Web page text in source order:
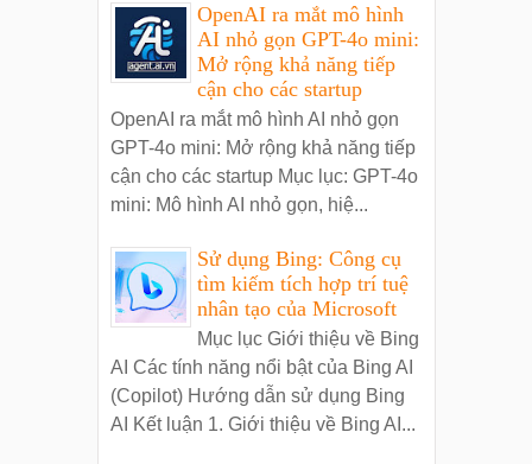
OpenAI ra mắt mô hình
AI nhỏ gọn GPT-4o mini:
Mở rộng khả năng tiếp
cận cho các startup
OpenAI ra mắt mô hình AI nhỏ gọn
GPT-4o mini: Mở rộng khả năng tiếp
cận cho các startup Mục lục: GPT-4o
mini: Mô hình AI nhỏ gọn, hiệ...
Sử dụng Bing: Công cụ
tìm kiếm tích hợp trí tuệ
nhân tạo của Microsoft
Mục lục Giới thiệu về Bing
AI Các tính năng nổi bật của Bing AI
(Copilot) Hướng dẫn sử dụng Bing
AI Kết luận 1. Giới thiệu về Bing AI...